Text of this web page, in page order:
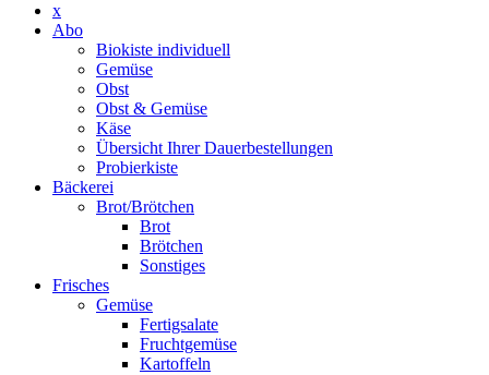
x
Abo
Biokiste individuell
Gemüse
Obst
Obst & Gemüse
Käse
Übersicht Ihrer Dauerbestellungen
Probierkiste
Bäckerei
Brot/Brötchen
Brot
Brötchen
Sonstiges
Frisches
Gemüse
Fertigsalate
Fruchtgemüse
Kartoffeln